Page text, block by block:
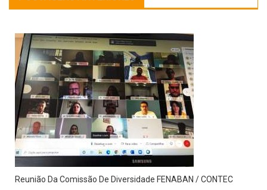
Reunião Da Comissão De Diversidade FENABAN / CONTEC